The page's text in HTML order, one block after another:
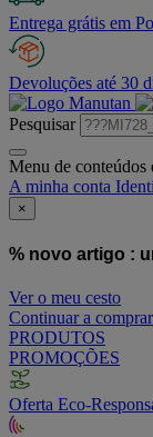
Entrega grátis em
Devoluções até 30
Pesquisar
Menu de conteúdos
A minha conta
×
% novo artigo :
Ver o meu cesto
Continuar a comprar
PRODUTOS
PROMOÇÕES
Oferta Eco-